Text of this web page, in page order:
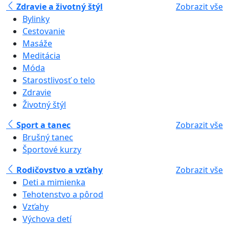
Zdravie a životný štýl
Zobrazit vše
Bylinky
Cestovanie
Masáže
Meditácia
Móda
Starostlivosť o telo
Zdravie
Životný štýl
Sport a tanec
Zobrazit vše
Brušný tanec
Športové kurzy
Rodičovstvo a vzťahy
Zobrazit vše
Deti a mimienka
Tehotenstvo a pôrod
Vzťahy
Výchova detí